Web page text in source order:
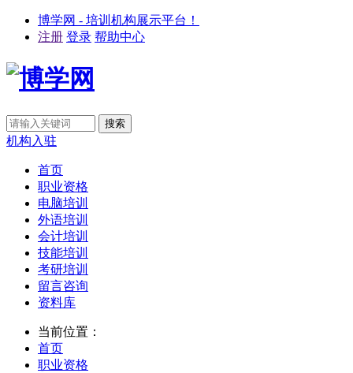
博学网 - 培训机构展示平台！
注册 登录 帮助中心
机构入驻
首页
职业资格
电脑培训
外语培训
会计培训
技能培训
考研培训
留言咨询
资料库
当前位置：
首页
职业资格